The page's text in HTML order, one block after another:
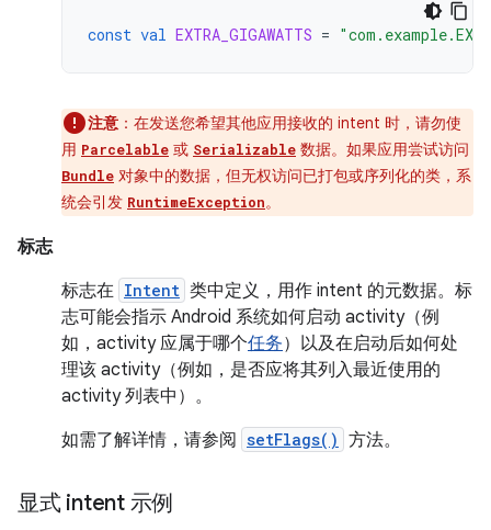
const val EXTRA_GIGAWATTS =
注意 ：在发送您希望其他应用接收的 intent 时，请勿使
用 Parcelable 或 Serializable 数据。如果应用尝试访问
Bundle 对象中的数据，但无权访问已打包或序列化的类，系
统会引发 RuntimeException。
标志
标志在 Intent 类中定义，用作 intent 的元数据。标
志可能会指示 Android 系统如何启动 activity（例
如，activity 应属于哪个任务）以及在启动后如何处
理该 activity（例如，是否应将其列入最近使用的
activity 列表中）。
如需了解详情，请参阅 setFlags() 方法。
显式 intent 示例